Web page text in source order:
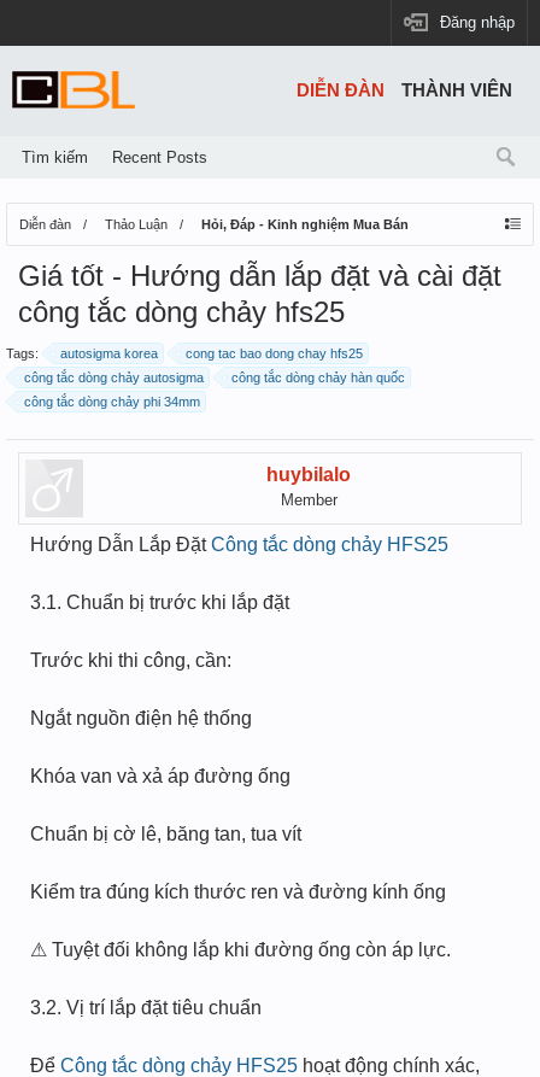
Đăng nhập
Diễn đàn Thảo Luận Hỏi, Đáp - Kinh nghiệm Mua Bán
Giá tốt - Hướng dẫn lắp đặt và cài đặt
công tắc dòng chảy hfs25
Tags: autosigma korea
cong tac bao dong chay hfs25
công tắc dòng chảy autosigma
công tắc dòng chảy hàn quốc
công tắc dòng chảy phi 34mm
huybilalo
Member
Hướng Dẫn Lắp ĐặtCông tắc dòng chảy HFS25
3.1. Chuẩn bị trước khi lắp đặt
Trước khi thi công, cần:
Ngắt nguồn điện hệ thống
Khóa van và xả áp đường ống
Chuẩn bị cờ lê, băng tan, tua vít
Kiểm tra đúng kích thước ren và đường kính ống
⚠ Tuyệt đối không lắp khi đường ống còn áp lực.
3.2. Vị trí lắp đặt tiêu chuẩn
Để Công tắc dòng chảy HFS25 hoạt động chính xác,
DIỄN ĐÀN
Tìm kiếm Recent Posts
THÀNH VIÊN